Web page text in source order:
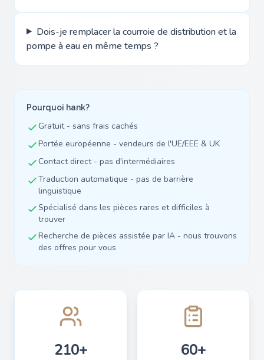
Dois-je remplacer la courroie de distribution et la
pompe à eau en même temps ?
Pourquoi hank?
Gratuit - sans frais cachés
Portée européenne - vendeurs de l'UE/EEE & UK
Contact direct - pas d'intermédiaires
Traduction automatique - pas de barrière
linguistique
Spécialisé dans les pièces rares et difficiles à
trouver
Recherche de pièces assistée par IA - nous trouvons
des offres pour vous
210+ 60+